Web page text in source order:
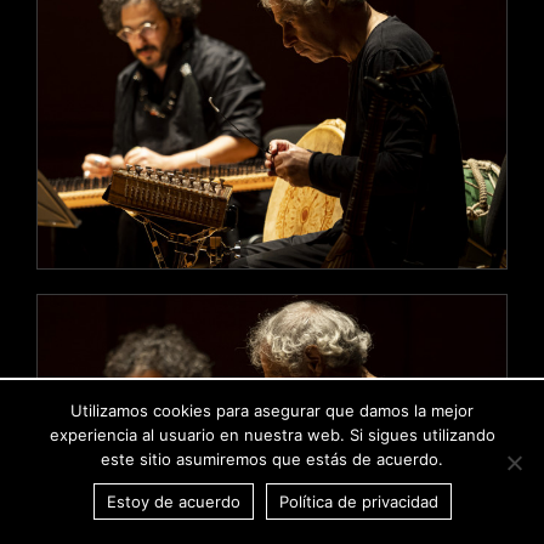
Utilizamos cookies para asegurar que damos la mejor
experiencia al usuario en nuestra web. Si sigues utilizando
este sitio asumiremos que estás de acuerdo.
Estoy de acuerdo Política de privacidad